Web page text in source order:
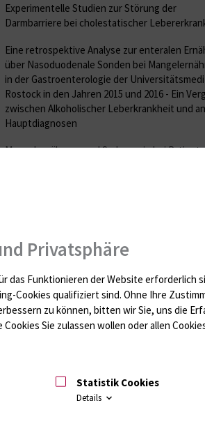
Experimentelle Studien zur Störung der
Darmbarriere bei cholestatischer
Eine retrospektive Analyse zur enteralen
über Nasoduodenale Sonden bei
in der Gastroenterologie der
Rostock in den Jahren 2015 und 2016 - Ein
zwischen Alkoholischer Leberkrankheit und
Hauptdiagnosen
Mangelernährung und Sarkopenie bei
Die Dynamik der parenteralen Ernährung bei
Patienten mit chronischem Darmversagen
Einfluss des NOD2-Mutationsstatus auf das
therapeutische Drug-Monitoring bei M. Crohn
Untersuchungen zur pathophysiologischen
Einfluss von Mutationen im NOD2 Gen auf den
Krankheitsphänotyp und den klinischen
Privatsphäre
das Funktionieren der Website erforderlich
Cookies qualifiziert sind. Ohne Ihre
zu können, bitten wir Sie, uns die
Sie zulassen wollen oder allen
Statistik Cookies
Details